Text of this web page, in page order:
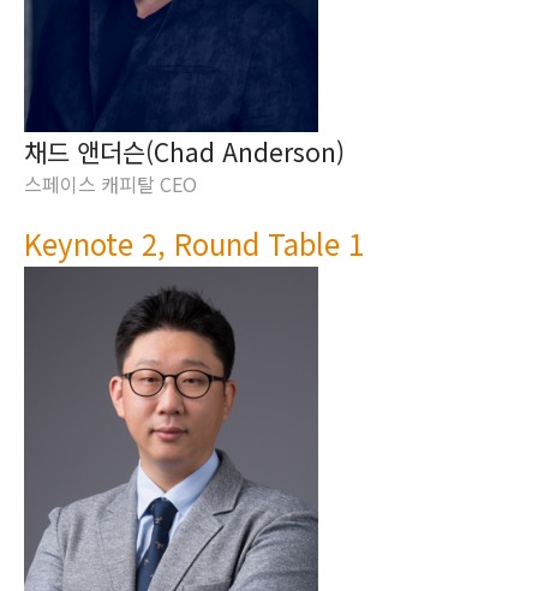
채드 앤더슨(Chad Anderson)
스페이스 캐피탈 CEO
Keynote 2, Round Table 1